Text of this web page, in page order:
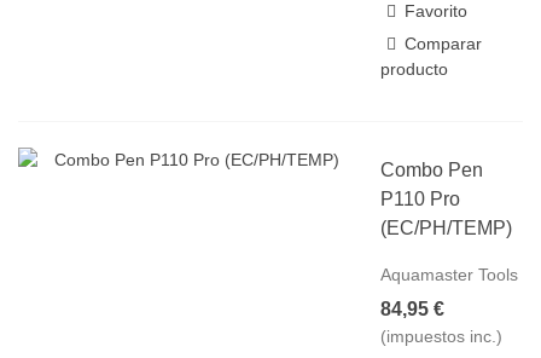
Favorito
Comparar
producto
Combo Pen
P110 Pro
(EC/PH/TEMP)
Aquamaster Tools
84,95 €
(impuestos inc.)